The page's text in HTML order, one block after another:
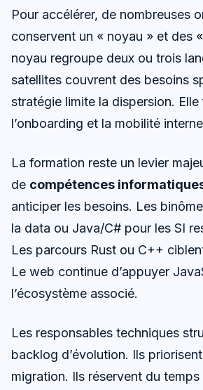
Pour accélérer, de nombreuses
conservent un « noyau » et des
noyau regroupe deux ou trois
satellites couvrent des besoins
stratégie limite la dispersion.
l’onboarding et la mobilité
La formation reste un levier
de compétences
anticiper les besoins. Les
la data ou Java/C# pour les SI
Les parcours Rust ou C++
Le web continue d’appuyer
l’écosystème associé.
Les responsables techniques
backlog d’évolution. Ils
migration. Ils réservent du temps